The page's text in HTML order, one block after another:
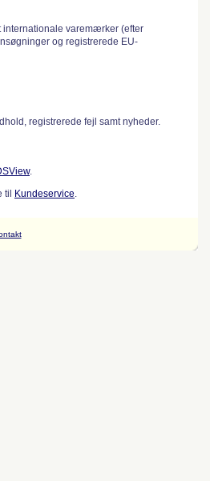
varemærker (efter
og registrerede EU-
registrerede fejl samt nyheder.
.
til
Kundeservice.